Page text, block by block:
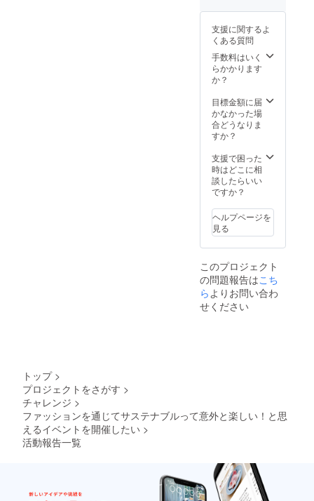
※当日リ
ハーサ
ルなど
にご参
加いた
だく必
す。
ご案内
致しま
す。
※5/7 前
日
フィッ
宿、原
宿エリ
ア）に
ける方
限定 時
間帯は
要相談
ハーサ
ルなど
にご参
加いた
要がご
ざいま
す。
都内
ライン
も可）
にてス
タイリ
ストと
ショッ
ピング
同行。
支援に関するよ
くある質問
手数料はいく
らかかります
か？
目標金額に届
かなかった場
合どうなりま
すか？
支援で困った
時はどこに相
談したらいい
ですか？
ヘルプページを
見る
このプロジェクト
の問題報告はこち
らよりお問い合わ
せください
トップ >
プロジェクトをさがす >
チャレンジ >
ファッションを通じてサステナブルって意外と楽しい！と思
えるイベントを開催したい >
活動報告一覧